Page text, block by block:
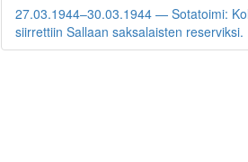
27.03.1944–30.03.1944 — Sotatoimi:
siirrettiin Sallaan saksalaisten reserviksi.